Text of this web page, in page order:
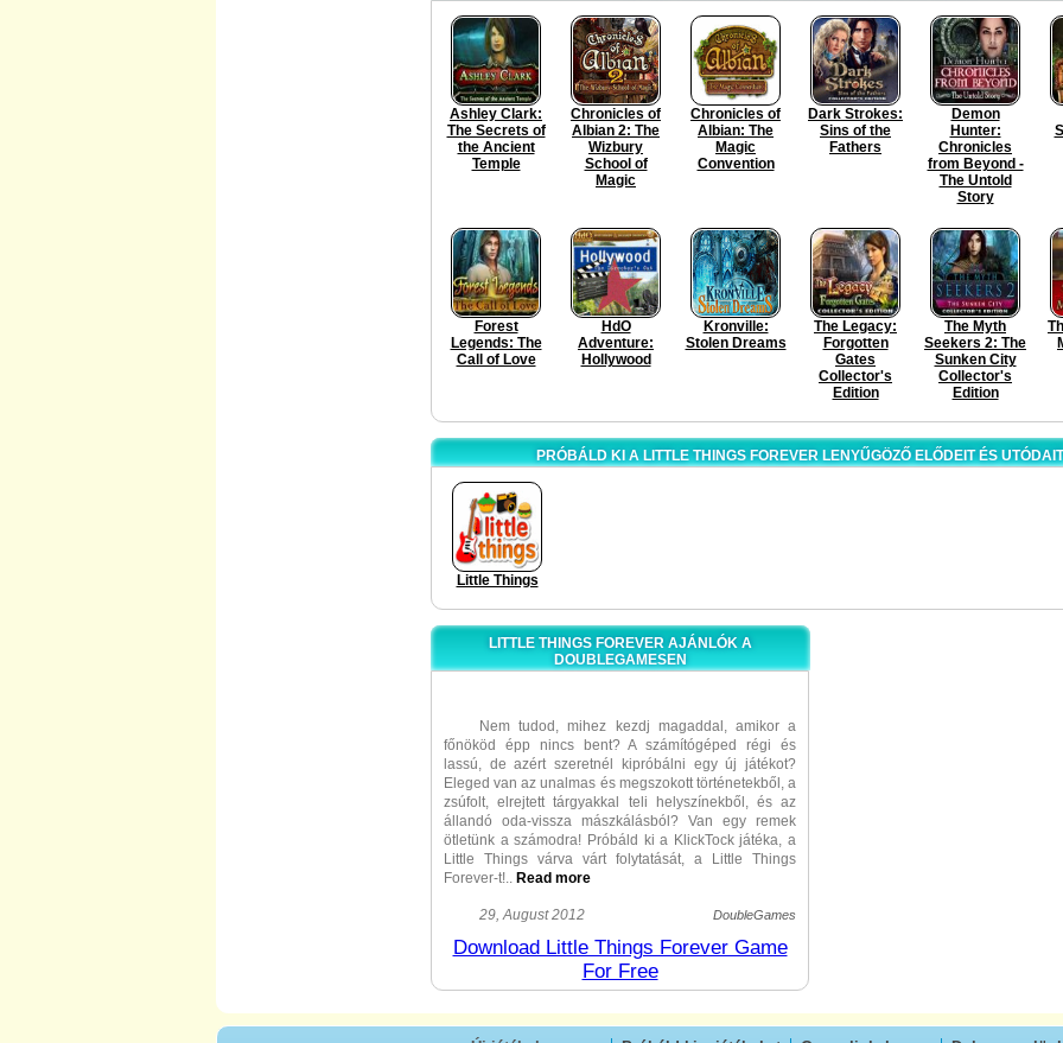
Ashley Clark:
The Secrets of
the Ancient
Temple
Chronicles of
Albian 2: The
Wizbury
School of
Magic
Chronicles of
Albian: The
Magic
Convention
Dark Strokes:
Sins of the
Fathers
Demon
Hunter:
Chronicles
from Beyond -
The Untold
Story
Forest
Legends: The
Call of Love
HdO
Adventure:
Hollywood
Kronville:
Stolen Dreams
The Legacy:
Forgotten
Gates
Collector's
Edition
The Myth
Seekers 2: The
Sunken City
Collector's
Edition
PRÓBÁLD KI A LITTLE THINGS FOREVER LENYŰGÖZŐ ELŐDEIT ÉS UTÓDAIT
Little Things
LITTLE THINGS FOREVER AJÁNLÓK A
DOUBLEGAMESEN
Nem tudod, mihez kezdj magaddal, amikor a
főnököd épp nincs bent? A számítógéped régi és
lassú, de azért szeretnél kipróbálni egy új játékot?
Eleged van az unalmas és megszokott történetekből, a
zsúfolt, elrejtett tárgyakkal teli helyszínekből, és az
állandó oda-vissza mászkálásból? Van egy remek
ötletünk a számodra! Próbáld ki a KlickTock játéka, a
Little Things várva várt folytatását, a Little Things
Forever-t!
Read more
Nem számít, próbáltad-e a különleges
gyorsan belejössz. A feladatod annyi, hogy
összegyűjts bizonyos számú darabot a bizonyos színű
tárgyakból, melyeket színes kupacokból kell
hagyományos tárgykeresős pályák vagy sötét hátterek.
29, August 2012 DoubleGames
Download Little Things Forever Game
For Free